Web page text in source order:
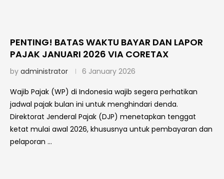
PENTING! BATAS WAKTU BAYAR DAN LAPOR
PAJAK JANUARI 2026 VIA CORETAX
by administrator 6 January 2026
Wajib Pajak (WP) di Indonesia wajib segera perhatikan
jadwal pajak bulan ini untuk menghindari denda.
Direktorat Jenderal Pajak (DJP) menetapkan tenggat
ketat mulai awal 2026, khususnya untuk pembayaran dan
pelaporan …